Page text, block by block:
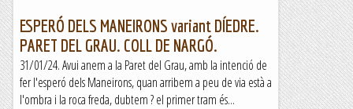
ESPERÓ DELS MANEIRONS variant DÍEDRE.
PARET DEL GRAU. COLL DE NARGÓ.
31/01/24. Avui anem a la Paret del Grau, amb la intenció de
fer l'esperó dels Maneirons, quan arribem a peu de via està a
l'ombra i la roca freda, dubtem ? el primer tram és...